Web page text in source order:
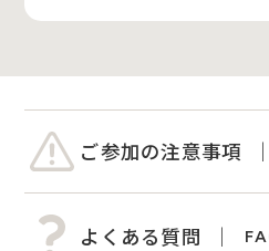
ご参加の注意事項
よくある質問